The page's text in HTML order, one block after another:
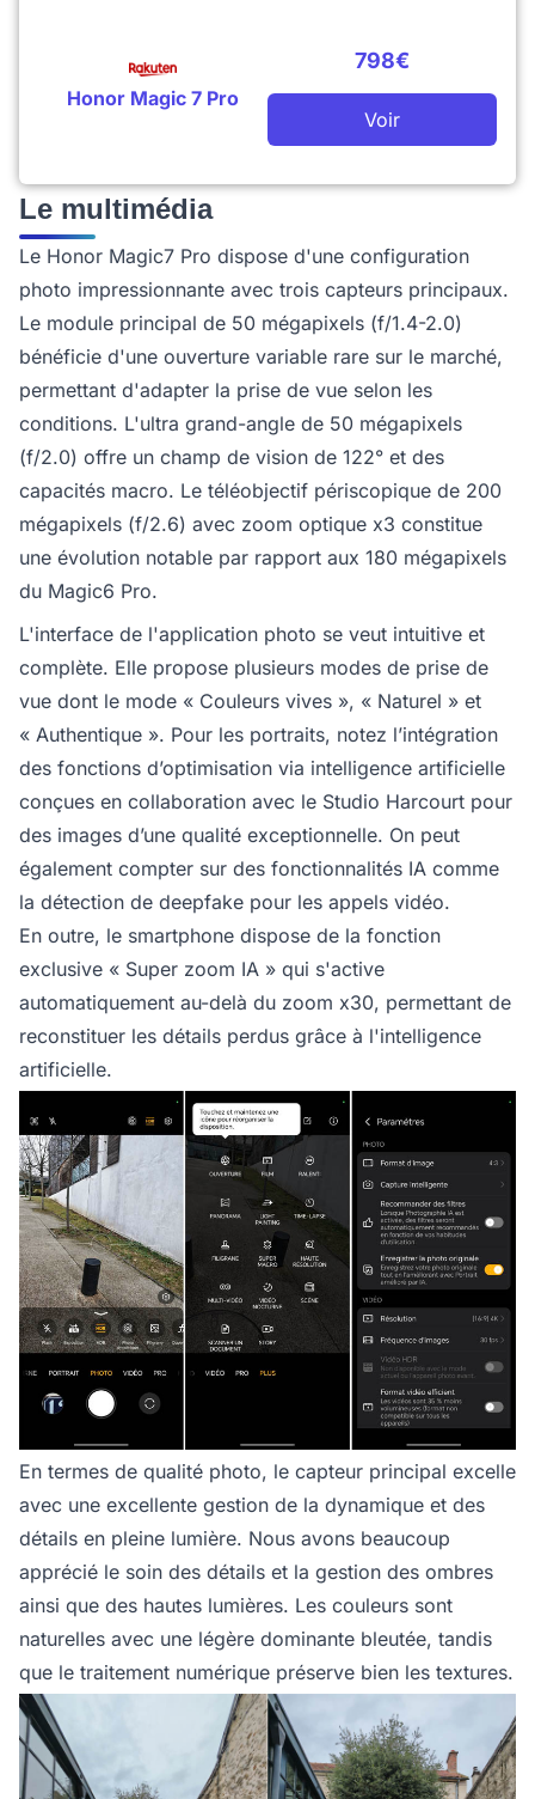
Honor Magic 7 Pro
798€
Voir
Le multimédia
Le Honor Magic7 Pro dispose d'une configuration
photo impressionnante avec trois capteurs principaux.
Le module principal de 50 mégapixels (f/1.4-2.0)
bénéficie d'une ouverture variable rare sur le marché,
permettant d'adapter la prise de vue selon les
conditions. L'ultra grand-angle de 50 mégapixels
(f/2.0) offre un champ de vision de 122° et des
capacités macro. Le téléobjectif périscopique de 200
mégapixels (f/2.6) avec zoom optique x3 constitue
une évolution notable par rapport aux 180 mégapixels
du Magic6 Pro.
L'interface de l'application photo se veut intuitive et
complète. Elle propose plusieurs modes de prise de
vue dont le mode « Couleurs vives », « Naturel » et
« Authentique ». Pour les portraits, notez l’intégration
des fonctions d’optimisation via intelligence artificielle
conçues en collaboration avec le Studio Harcourt pour
des images d’une qualité exceptionnelle. On peut
également compter sur des fonctionnalités IA comme
la détection de deepfake pour les appels vidéo.
En outre, le smartphone dispose de la fonction
exclusive « Super zoom IA » qui s'active
automatiquement au-delà du zoom x30, permettant de
reconstituer les détails perdus grâce à l'intelligence
artificielle.
En termes de qualité photo, le capteur principal excelle
avec une excellente gestion de la dynamique et des
détails en pleine lumière. Nous avons beaucoup
apprécié le soin des détails et la gestion des ombres
ainsi que des hautes lumières. Les couleurs sont
naturelles avec une légère dominante bleutée, tandis
que le traitement numérique préserve bien les textures.